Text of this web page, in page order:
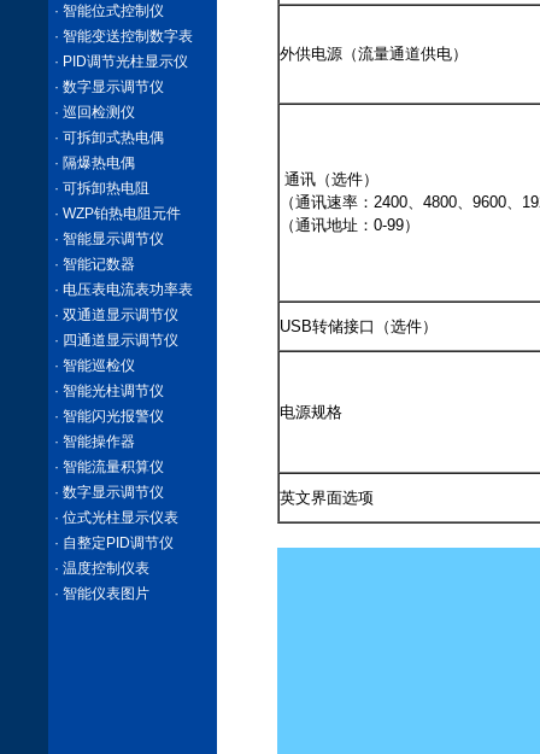
· 智能位式控制仪
· 智能变送控制数字表
· PID调节光柱显示仪
· 数字显示调节仪
· 巡回检测仪
· 可拆卸式热电偶
· 隔爆热电偶
· 可拆卸热电阻
· WZP铂热电阻元件
· 智能显示调节仪
· 智能记数器
· 电压表电流表功率表
· 双通道显示调节仪
· 四通道显示调节仪
· 智能巡检仪
· 智能光柱调节仪
· 智能闪光报警仪
· 智能操作器
· 智能流量积算仪
· 数字显示调节仪
· 位式光柱显示仪表
· 自整定PID调节仪
· 温度控制仪表
· 智能仪表图片
外供电源（流量通道供电）
通讯（选件）
（通讯速率：2400、4800、9600、
（通讯地址：0-99）
USB转储接口（选件）
电源规格
英文界面选项